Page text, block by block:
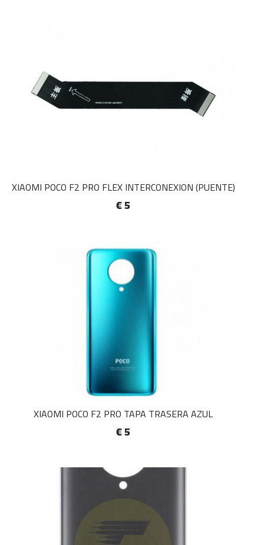
XIAOMI POCO F2 PRO FLEX INTERCONEXION (PUENTE)
€ 5
XIAOMI POCO F2 PRO TAPA TRASERA AZUL
€ 5